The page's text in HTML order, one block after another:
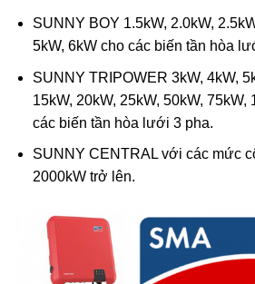
SUNNY BOY 1.5kW, 2.0kW,
5kW, 6kW cho các biến tần hòa
SUNNY TRIPOWER 3kW, 4kW,
15kW, 20kW, 25kW, 50kW, 75kW,
các biến tần hòa lưới 3 pha.
SUNNY CENTRAL với các mức
2000kW trở lên.